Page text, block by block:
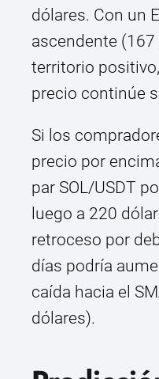
dólares. Con un
ascendente (167
territorio
precio continúe
Si los
precio por
par SOL/USDT
luego a 220
retroceso por
días podría
caída hacia el
dólares).